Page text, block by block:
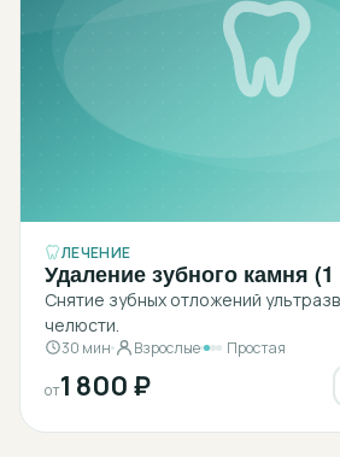
ЛЕЧЕНИЕ
Удаление зубного камня
Снятие зубных отложений
челюсти.
30 мин Взрослые Простая
от1 800 ₽